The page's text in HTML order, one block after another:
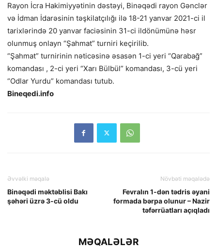
Rayon İcra Hakimiyyətinin dəstəyi, Binəqədi rayon Gənclər
və İdman İdarəsinin təşkilatçılığı ilə 18-21 yanvar 2021-ci il
tarixlərində 20 yanvar faciəsinin 31-ci ildönümünə həsr
olunmuş onlayn “Şahmat” turniri keçirilib.
“Şahmat” turnirinin nəticəsinə əsasən 1-ci yeri “Qarabağ”
komandası , 2-ci yeri “Xarı Bülbül” komandası, 3-cü yeri
“Odlar Yurdu” komandası tutub.
Bineqedi.info
Əvvəlki məqalə
Binəqədi məktəblisi Bakı
şəhəri üzrə 3-cü oldu
Növbəti məqalədə
Fevralın 1-dən tədris əyani
formada bərpa olunur – Nazir
təfərrüatları açıqladı
MƏQALƏLƏR